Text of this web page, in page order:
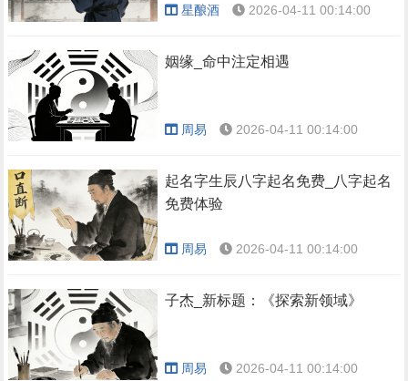
星酿酒 2026-04-11 00:14:00
姻缘_命中注定相遇
周易 2026-04-11 00:14:00
起名字生辰八字起名免费_八字起名
免费体验
周易 2026-04-11 00:14:00
子杰_新标题：《探索新领域》
周易 2026-04-11 00:14:00